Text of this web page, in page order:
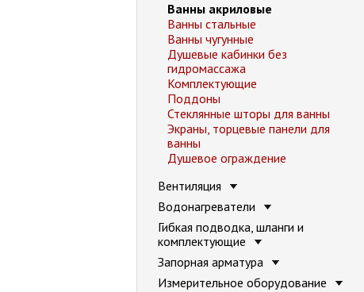
Ванны акриловые
Ванны стальные
Ванны чугунные
Душевые кабинки без
гидромассажа
Комплектующие
Поддоны
Стеклянные шторы для ванны
Экраны, торцевые панели для
ванны
Душевое ограждение
Вентиляция
Водонагреватели
Гибкая подводка, шланги и
комплектующие
Запорная арматура
Измерительное оборудование